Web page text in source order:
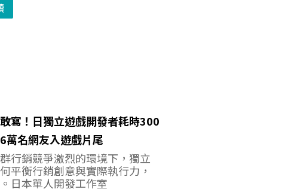
寫！日獨立遊戲開發者耗時300
萬名網友入遊戲片尾
行銷競爭激烈的環境下，獨立
平衡行銷創意與實際執行力，
日本單人開發工作室